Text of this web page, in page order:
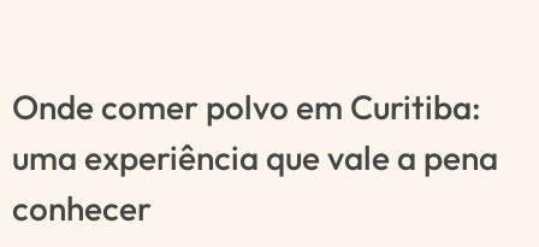
Onde comer polvo em Curitiba:
uma experiência que vale a pena
conhecer